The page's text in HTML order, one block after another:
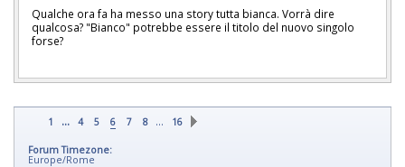
Qualche ora fa ha messo una story tutta bianca. Vorrà dire
qualcosa? "Bianco" potrebbe essere il titolo del nuovo singolo
forse?
1 ... 4 5 6 7 8 … 16
Forum Timezone:
Europe/Rome